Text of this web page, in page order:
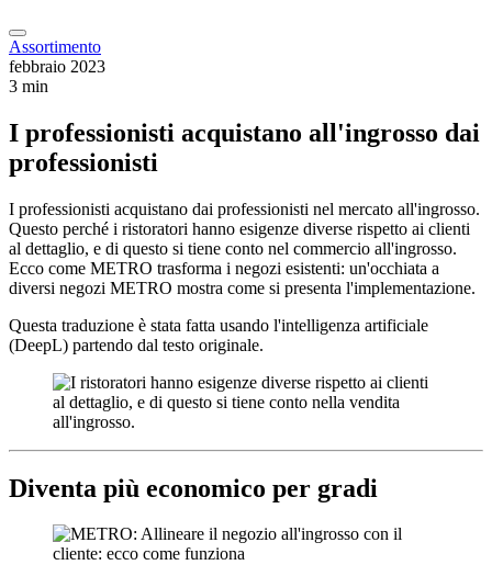
Assortimento
febbraio 2023
3 min
I professionisti acquistano all'ingrosso dai
professionisti
I professionisti acquistano dai professionisti nel mercato all'ingrosso.
Questo perché i ristoratori hanno esigenze diverse rispetto ai clienti
al dettaglio, e di questo si tiene conto nel commercio all'ingrosso.
Ecco come METRO trasforma i negozi esistenti: un'occhiata a
diversi negozi METRO mostra come si presenta l'implementazione.
Questa traduzione è stata fatta usando l'intelligenza artificiale
(DeepL) partendo dal testo originale.
Diventa più economico per gradi